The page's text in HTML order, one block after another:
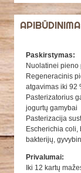
Paskirstymas:
Nuolatinei pieno
Regeneracinis
atgavimas iki 92
Pasterizatorius
jogurtų gamybai
Pasterizacija
Escherichia coli,
bakterijų,
Privalumai:
Iki 12 kartų